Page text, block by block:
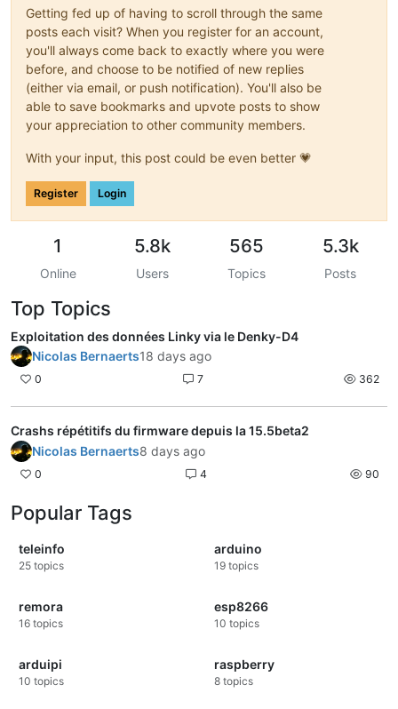
Getting fed up of having to scroll through the same
posts each visit? When you register for an account,
you'll always come back to exactly where you were
before, and choose to be notified of new replies
(either via email, or push notification). You'll also be
able to save bookmarks and upvote posts to show
your appreciation to other community members.
With your input, this post could be even better 💗
Register Login
1
Online
5.8k
Users
565
Topics
5.3k
Posts
Top Topics
Exploitation des données Linky via le Denky-D4
Nicolas Bernaerts18 days ago
0 7 362
Crashs répétitifs du firmware depuis la 15.5beta2
Nicolas Bernaerts8 days ago
0 4 90
Popular Tags
teleinfo
25 topics
arduino
19 topics
remora
16 topics
esp8266
10 topics
arduipi
10 topics
raspberry
8 topics